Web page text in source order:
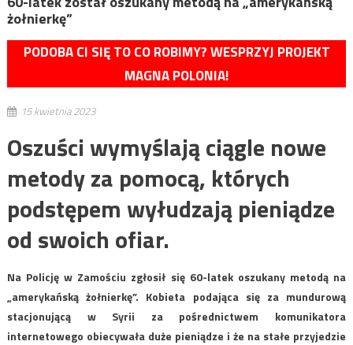
żołnierkę”
PODOBA CI SIĘ TO CO ROBIMY? WESPRZYJ PROJEKT
MAGNA POLONIA!
15 kwietnia 2023
Oszuści wymyślają ciągle nowe
metody za pomocą, których
podstępem wyłudzają pieniądze
od swoich ofiar.
Na Policję w Zamościu zgłosił się 60-latek oszukany metodą na
„amerykańską żołnierkę”. Kobieta podająca się za mundurową
stacjonującą w Syrii za pośrednictwem komunikatora
internetowego obiecywała duże pieniądze i że na stałe przyjedzie